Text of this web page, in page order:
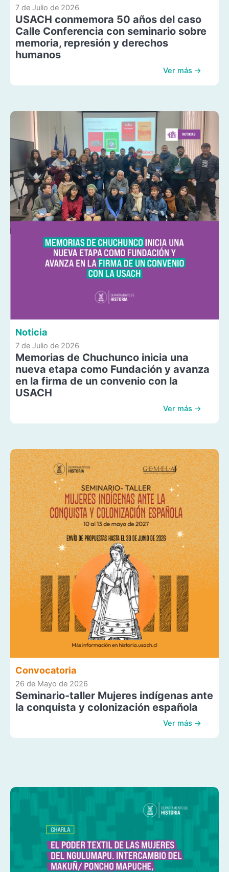
7 de Julio de 2026
USACH conmemora 50 años del caso
Calle Conferencia con seminario sobre
memoria, represión y derechos
humanos
Ver más →
Noticia
7 de Julio de 2026
Memorias de Chuchunco inicia una
nueva etapa como Fundación y avanza
en la firma de un convenio con la
USACH
Ver más →
Convocatoria
26 de Mayo de 2026
Seminario-taller Mujeres indígenas ante
la conquista y colonización española
Ver más →